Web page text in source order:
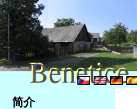
Na简介
Benetice
Benetice